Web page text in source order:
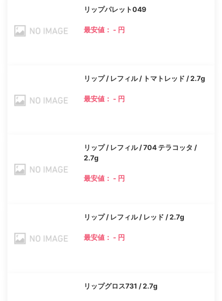
リップパレット049
最安値： - 円
リップ / レフィル / トマトレッド / 2.7g
最安値： - 円
リップ / レフィル / 704 テラコッタ /
2.7g
最安値： - 円
リップ / レフィル / レッド / 2.7g
最安値： - 円
リップグロス731 / 2.7g